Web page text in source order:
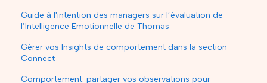
Guide à l'intention des managers sur l’évaluation de
l’Intelligence Emotionnelle de Thomas
Gérer vos Insights de comportement dans la section
Connect
Comportement: partager vos observations pour